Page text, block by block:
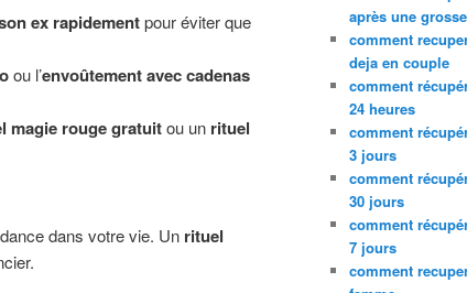
ex rapidementpour éviter que
ou l’envoûtement avec cadenas
magie rouge gratuitou un rituel
dans votre vie. Un rituel
après une
comment
deja en couple
comment
24 heures
comment
3 jours
comment
30 jours
comment
7 jours
comment